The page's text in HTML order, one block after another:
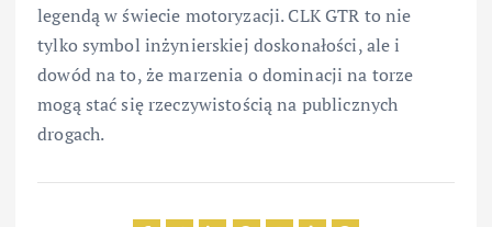
legendą w świecie motoryzacji. CLK GTR to nie
tylko symbol inżynierskiej doskonałości, ale i
dowód na to, że marzenia o dominacji na torze
mogą stać się rzeczywistością na publicznych
drogach.